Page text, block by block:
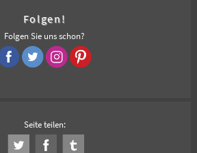
Folgen!
Folgen Sie uns schon?
Seite teilen: